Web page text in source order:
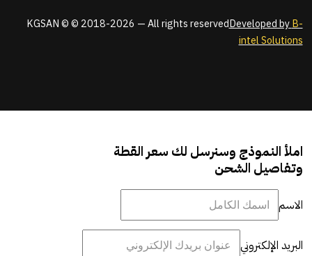
KGSAN © © 2018-2026 — All rights reservedDeveloped byB-
intel Solutions
املأ النموذج وسنرسل لك سعر القطة
وتفاصيل الشحن
الاسم
البريد الإلكتروني